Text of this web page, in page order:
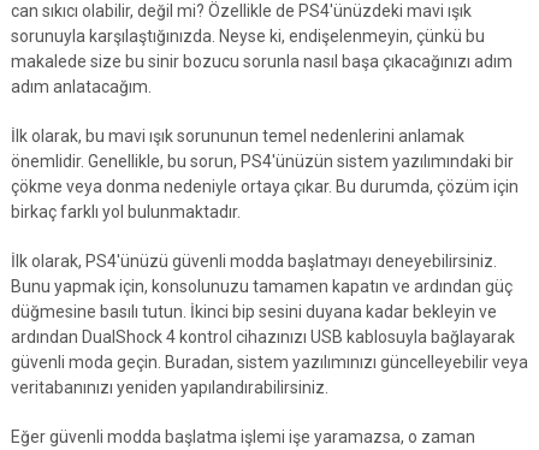
can sıkıcı olabilir, değil mi? Özellikle de PS4'ünüzdeki mavi ışık
sorunuyla karşılaştığınızda. Neyse ki, endişelenmeyin, çünkü bu
makalede size bu sinir bozucu sorunla nasıl başa çıkacağınızı adım
adım anlatacağım.
İlk olarak, bu mavi ışık sorununun temel nedenlerini anlamak
önemlidir. Genellikle, bu sorun, PS4'ünüzün sistem yazılımındaki bir
çökme veya donma nedeniyle ortaya çıkar. Bu durumda, çözüm için
birkaç farklı yol bulunmaktadır.
İlk olarak, PS4'ünüzü güvenli modda başlatmayı deneyebilirsiniz.
Bunu yapmak için, konsolunuzu tamamen kapatın ve ardından güç
düğmesine basılı tutun. İkinci bip sesini duyana kadar bekleyin ve
ardından DualShock 4 kontrol cihazınızı USB kablosuyla bağlayarak
güvenli moda geçin. Buradan, sistem yazılımınızı güncelleyebilir veya
veritabanınızı yeniden yapılandırabilirsiniz.
Eğer güvenli modda başlatma işlemi işe yaramazsa, o zaman